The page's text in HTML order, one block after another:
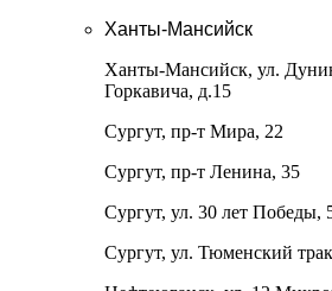
Ханты-Мансийск
Ханты-Мансийск, ул.
Горкавича, д.15
Сургут, пр-т Мира, 22
Сургут, пр-т Ленина, 35
Сургут, ул. 30 лет Победы,
Сургут, ул. Тюменский